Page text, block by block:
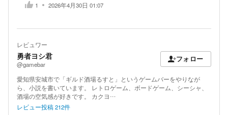
1 2026年4月30日 01:07
レビュワー
勇者ヨシ君
@gamebar
フォロー
愛知県安城市で「ギルド酒場るすと」というゲームバーをやりなが
ら、小説を書いています。 レトロゲーム、ボードゲーム、シーシャ、
酒場の空気感が好きです。 カクヨ…
レビュー投稿212件